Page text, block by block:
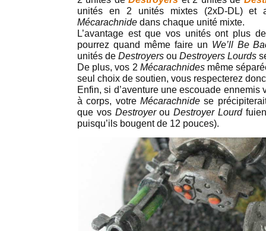
unités en 2 unités mixtes (2xD-DL) et
Mécarachnide dans chaque unité mixte.
L’avantage est que vos unités ont plus
pourrez quand même faire un We’ll Be
unités de Destroyers ou Destroyers Lourds
De plus, vos 2 Mécarachnides même
seul choix de soutien, vous respecterez
Enfin, si d’aventure une escouade ennemis
à corps, votre Mécarachnidese
que vos Destroyerou Destroyer Lourd
puisqu’ils bougent de 12 pouces).